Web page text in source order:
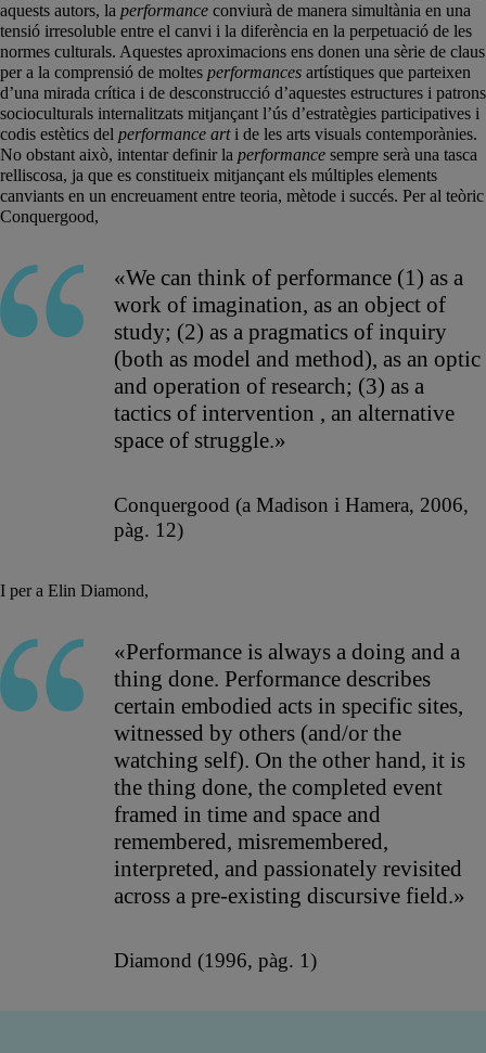
aquests autors, la performance conviurà de manera simultània en una
tensió irresoluble entre el canvi i la diferència en la perpetuació de les
normes culturals. Aquestes aproximacions ens donen una sèrie de claus
per a la comprensió de moltes performances artístiques que parteixen
d’una mirada crítica i de desconstrucció d’aquestes estructures i patrons
socioculturals internalitzats mitjançant l’ús d’estratègies participatives i
codis estètics del performance arti de les arts visuals contemporànies.
No obstant això, intentar definir la performance sempre serà una tasca
relliscosa, ja que es constitueix mitjançant els múltiples elements
canviants en un encreuament entre teoria, mètode i succés. Per al teòric
Conquergood,
«We can think of performance (1) as a
work of imagination, as an object of
study; (2) as a pragmatics of inquiry
(both as model and method), as an optic
and operation of research; (3) as a
tactics of intervention , an alternative
space of struggle.»
Conquergood (a Madison i Hamera, 2006,
pàg. 12)
I per a Elin Diamond,
«Performance is always a doing and a
thing done. Performance describes
certain embodied acts in specific sites,
witnessed by others (and/or the
watching self). On the other hand, it is
the thing done, the completed event
framed in time and space and
remembered, misremembered,
interpreted, and passionately revisited
across a pre-existing discursive field.»
Diamond (1996, pàg. 1)